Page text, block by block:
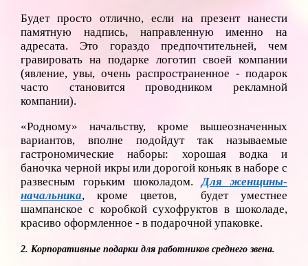
Будет просто отлично, если на презент нанести
памятную надпись, направленную именно на
адресата. Это гораздо предпочтительней, чем
гравировать на подарке логотип своей компании
(явление, увы, очень распространенное - подарок
часто становится проводником рекламной
компании).
«Родному» начальству, кроме вышеозначенных
вариантов, вполне подойдут так называемые
гастрономические наборы: хорошая водка и
баночка черной икры или дорогой коньяк в наборе с
развесным горьким шоколадом. Для женщины-
начальника, кроме цветов, будет уместнее
шампанское с коробкой сухофруктов в шоколаде,
красиво оформленное - в подарочной упаковке.
2. Корпоративные подарки для работников среднего звена.